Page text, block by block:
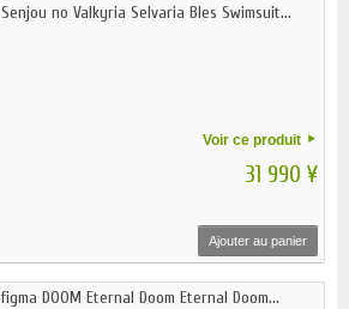
Senjou no Valkyria Selvaria Bles Swimsuit...
Voir ce produit
31 990 ¥
Ajouter au panier
figma DOOM Eternal Doom Eternal Doom...